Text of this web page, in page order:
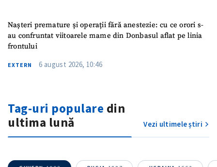
Nașteri premature și operații fără anestezie: cu ce orori s-
au confruntat viitoarele mame din Donbasul aflat pe linia
frontului
EXTERN 6 august 2026, 10:46
Tag-uri populare din
ultima lună
Vezi ultimele știri
Telefon
+ Telefon personal
politica de
confidențialitate.